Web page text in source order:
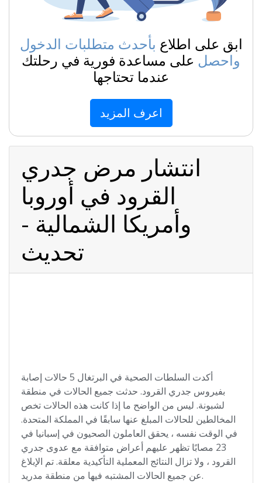
ابق على اطلاع بأحدث متطلبات الدخول
واحصل على مساعدة فورية في رحلتك
عندما تحتاجها
اعرف المزيد
انتشار مرض جدري
القرود في أوروبا
وأمريكا الشمالية -
تحديث
أكدت السلطات الصحية في البرتغال 5 حالات إصابة
بفيروس جدري القرود. حدثت جميع الحالات في منطقة
لشبونة. ليس من الواضح ما إذا كانت هذه الحالات تخص
المخالطين للحالات المبلغ عنها سابقًا في المملكة المتحدة.
في الوقت نفسه ، يحقق العاملون الصحيون في إسبانيا في
23 مصابًا تظهر عليهم أعراض متوافقة مع عدوى جدري
القرود ، ولا تزال النتائج المعملية التأكيدية معلقة. تم الإبلاغ
عن جميع الحالات المشتبه فيها من منطقة مدريد.